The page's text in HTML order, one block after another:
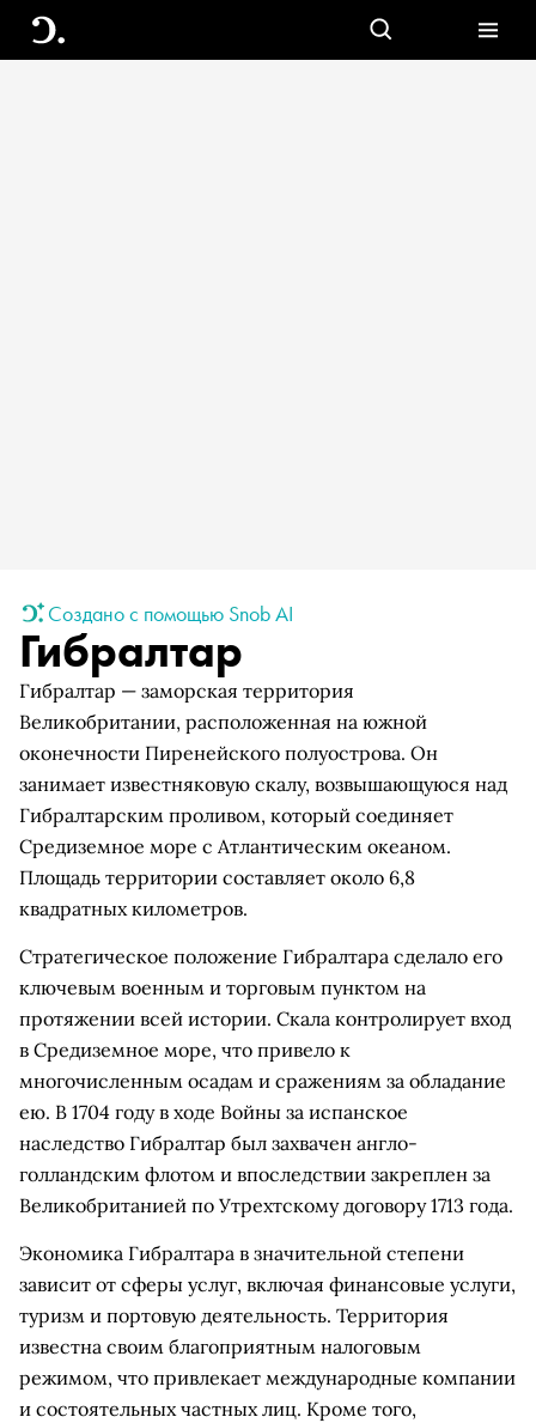
Создано с помощью Snob AI
Гибралтар
Гибралтар — заморская территория
Великобритании, расположенная на южной
оконечности Пиренейского полуострова. Он
занимает известняковую скалу, возвышающуюся над
Гибралтарским проливом, который соединяет
Средиземное море с Атлантическим океаном.
Площадь территории составляет около 6,8
квадратных километров.
Стратегическое положение Гибралтара сделало его
ключевым военным и торговым пунктом на
протяжении всей истории. Скала контролирует вход
в Средиземное море, что привело к
многочисленным осадам и сражениям за обладание
ею. В 1704 году в ходе Войны за испанское
наследство Гибралтар был захвачен англо-
голландским флотом и впоследствии закреплен за
Великобританией по Утрехтскому договору 1713 года.
Экономика Гибралтара в значительной степени
зависит от сферы услуг, включая финансовые услуги,
туризм и портовую деятельность. Территория
известна своим благоприятным налоговым
режимом, что привлекает международные компании
и состоятельных частных лиц. Кроме того,